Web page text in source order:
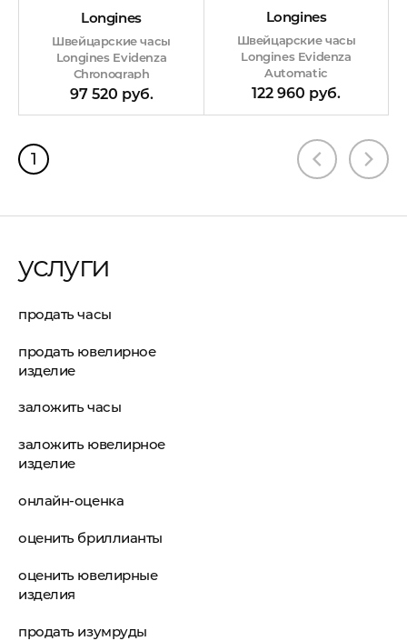
Longines
Швейцарские часы
Longines Evidenza
Chronograph
97 520 руб.
Longines
Швейцарские часы
Longines Evidenza
Automatic
122 960 руб.
1
услуги
продать часы
продать ювелирное
изделие
заложить часы
заложить ювелирное
изделие
онлайн-оценка
оценить бриллианты
оценить ювелирные
изделия
продать изумруды